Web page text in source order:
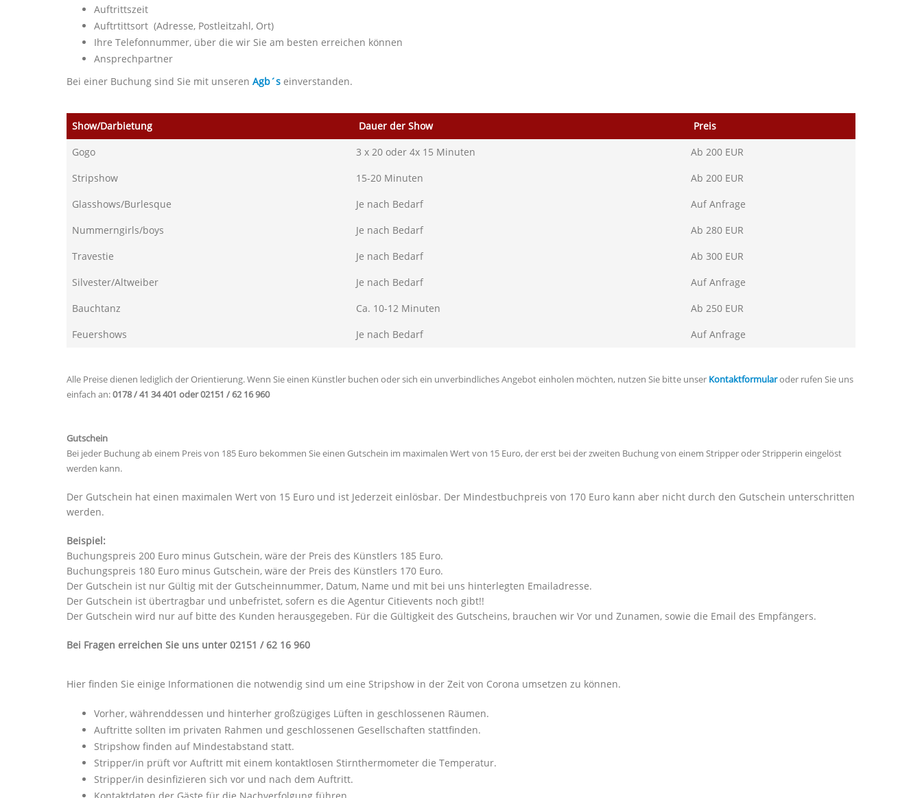
Auftrittszeit
Auftrtittsort (Adresse, Postleitzahl, Ort)
Ihre Telefonnummer, über die wir Sie am besten erreichen können
Ansprechpartner
Bei einer Buchung sind Sie mit unseren Agb´s einverstanden.
Show/Darbietung Dauer der Show
Preis
Gogo
3 x 20 oder 4x 15 Minuten
Ab 200 EUR
Stripshow
15-20 Minuten
Ab 200 EUR
Glasshows/Burlesque
Je nach Bedarf
Auf Anfrage
Nummerngirls/boys
Je nach Bedarf
Ab 280 EUR
Travestie
Je nach Bedarf
Ab 300 EUR
Silvester/Altweiber
Je nach Bedarf
Auf Anfrage
Bauchtanz
Ca. 10-12 Minuten
Ab 250 EUR
Feuershows
Je nach Bedarf Auf Anfrage
Alle Preise dienen lediglich der Orientierung. Wenn Sie einen Künstler buchen oder sich ein unverbindliches Angebot einholen möchten, nutzen Sie bitte unser Kontaktformularoder rufen Sie uns
einfach an:0178 / 41 34 401 oder 02151 / 62 16 960
Gutschein
Bei jeder Buchung ab einem Preis von 185 Euro bekommen Sie einen Gutschein im maximalen Wert von 15 Euro, der erst bei der zweiten Buchung von einem Stripper oder Stripperin eingelöst
werden kann.
Der Gutschein hat einen maximalen Wert von 15 Euro und ist Jederzeit einlösbar. Der Mindestbuchpreis von 170 Euro kann aber nicht durch den Gutschein unterschritten
werden.
Beispiel:
Buchungspreis 200 Euro minus Gutschein, wäre der Preis des Künstlers 185 Euro.
Buchungspreis 180 Euro minus Gutschein, wäre der Preis des Künstlers 170 Euro.
Der Gutschein ist nur Gültig mit der Gutscheinnummer, Datum, Name und mit bei uns hinterlegten Emailadresse.
Der Gutschein ist übertragbar und unbefristet, sofern es die Agentur Citievents noch gibt!!
Der Gutschein wird nur auf bitte des Kunden herausgegeben. Für die Gültigkeit des Gutscheins, brauchen wir Vor und Zunamen, sowie die Email des Empfängers.
Bei Fragen erreichen Sie uns unter 02151 / 62 16 960
Hier finden Sie einige Informationen die notwendig sind um eine Stripshow in der Zeit von Corona umsetzen zu können.
Vorher, währenddessen und hinterher großzügiges Lüften in geschlossenen Räumen.
Auftritte sollten im privaten Rahmen und geschlossenen Gesellschaften stattfinden.
Stripshow finden auf Mindestabstand statt.
Stripper/in prüft vor Auftritt mit einem kontaktlosen Stirnthermometer die Temperatur.
Stripper/in desinfizieren sich vor und nach dem Auftritt.